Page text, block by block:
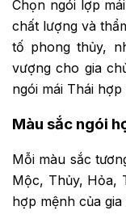
Chọn ngói lợp
chất lượng và
tố phong thủy,
vượng cho gia
ngói mái Thái
Màu sắc ngói
Mỗi màu sắc
Mộc, Thủy, Hỏa,
hợp mệnh của